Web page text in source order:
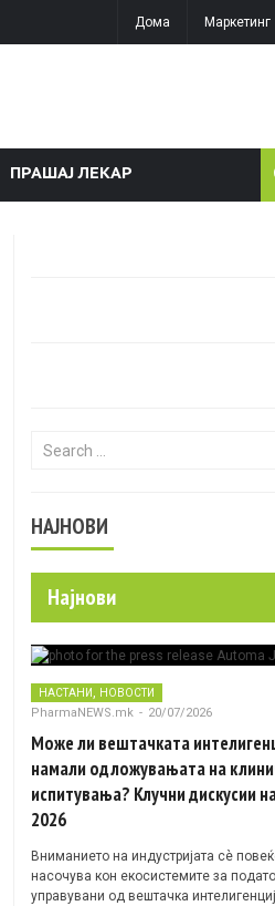
Дома Маркетинг
ПРАШАЈ ЛЕКАР
Search for:
НАЈНОВИ
Најнови
НАСТАНИ , НОВОСТИ
PharmaNEWS.mk - 20/07/2026
Може ли вештачката
намали одложувањата на
испитувања? Клучни дискусии
2026
Вниманието на индустријата сè
насочува кон екосистемите за
управувани од вештачка